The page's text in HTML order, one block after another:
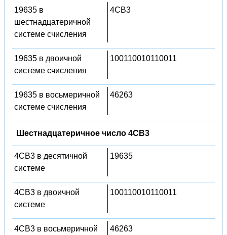
19635 в
шестнадцатеричной
системе счисления
4CB3
19635 в двоичной
системе счисления
100110010110011
19635 в восьмеричной
системе счисления
46263
Шестнадцатеричное число 4CB3
4CB3 в десятичной
системе
19635
4CB3 в двоичной
системе
100110010110011
4CB3 в восьмеричной
46263